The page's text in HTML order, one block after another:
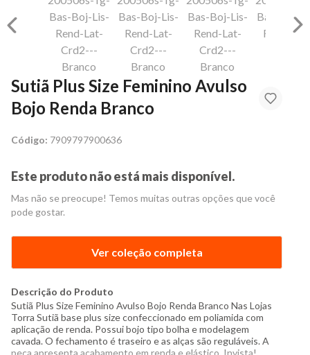
Sutiã Plus Size Feminino Avulso
Bojo Renda Branco
Código: 7909797900636
Este produto não está mais disponível.
Mas não se preocupe! Temos muitas outras opções que você
pode gostar.
Ver coleção completa
Descrição do Produto
Sutiã Plus Size Feminino Avulso Bojo Renda Branco Nas Lojas
Torra Sutiã base plus size confeccionado em poliamida com
aplicação de renda. Possui bojo tipo bolha e modelagem
cavada. O fechamento é traseiro e as alças são reguláveis. A
peça apresenta acabamento em renda e elástico. Invista!